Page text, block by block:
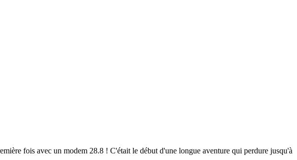
fois avec un modem 28.8 ! C'était le début d'une longue aventure qui perdure jusqu'à